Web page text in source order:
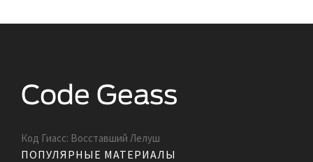
Код Гиасс: Восставший Лелуш
ПОПУЛЯРНЫЕ МАТЕРИАЛЫ